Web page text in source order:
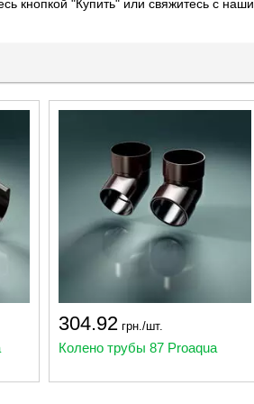
кнопкой "Купить" или свяжитесь с
304.92 грн./шт.
Колено трубы 87 Proaqua